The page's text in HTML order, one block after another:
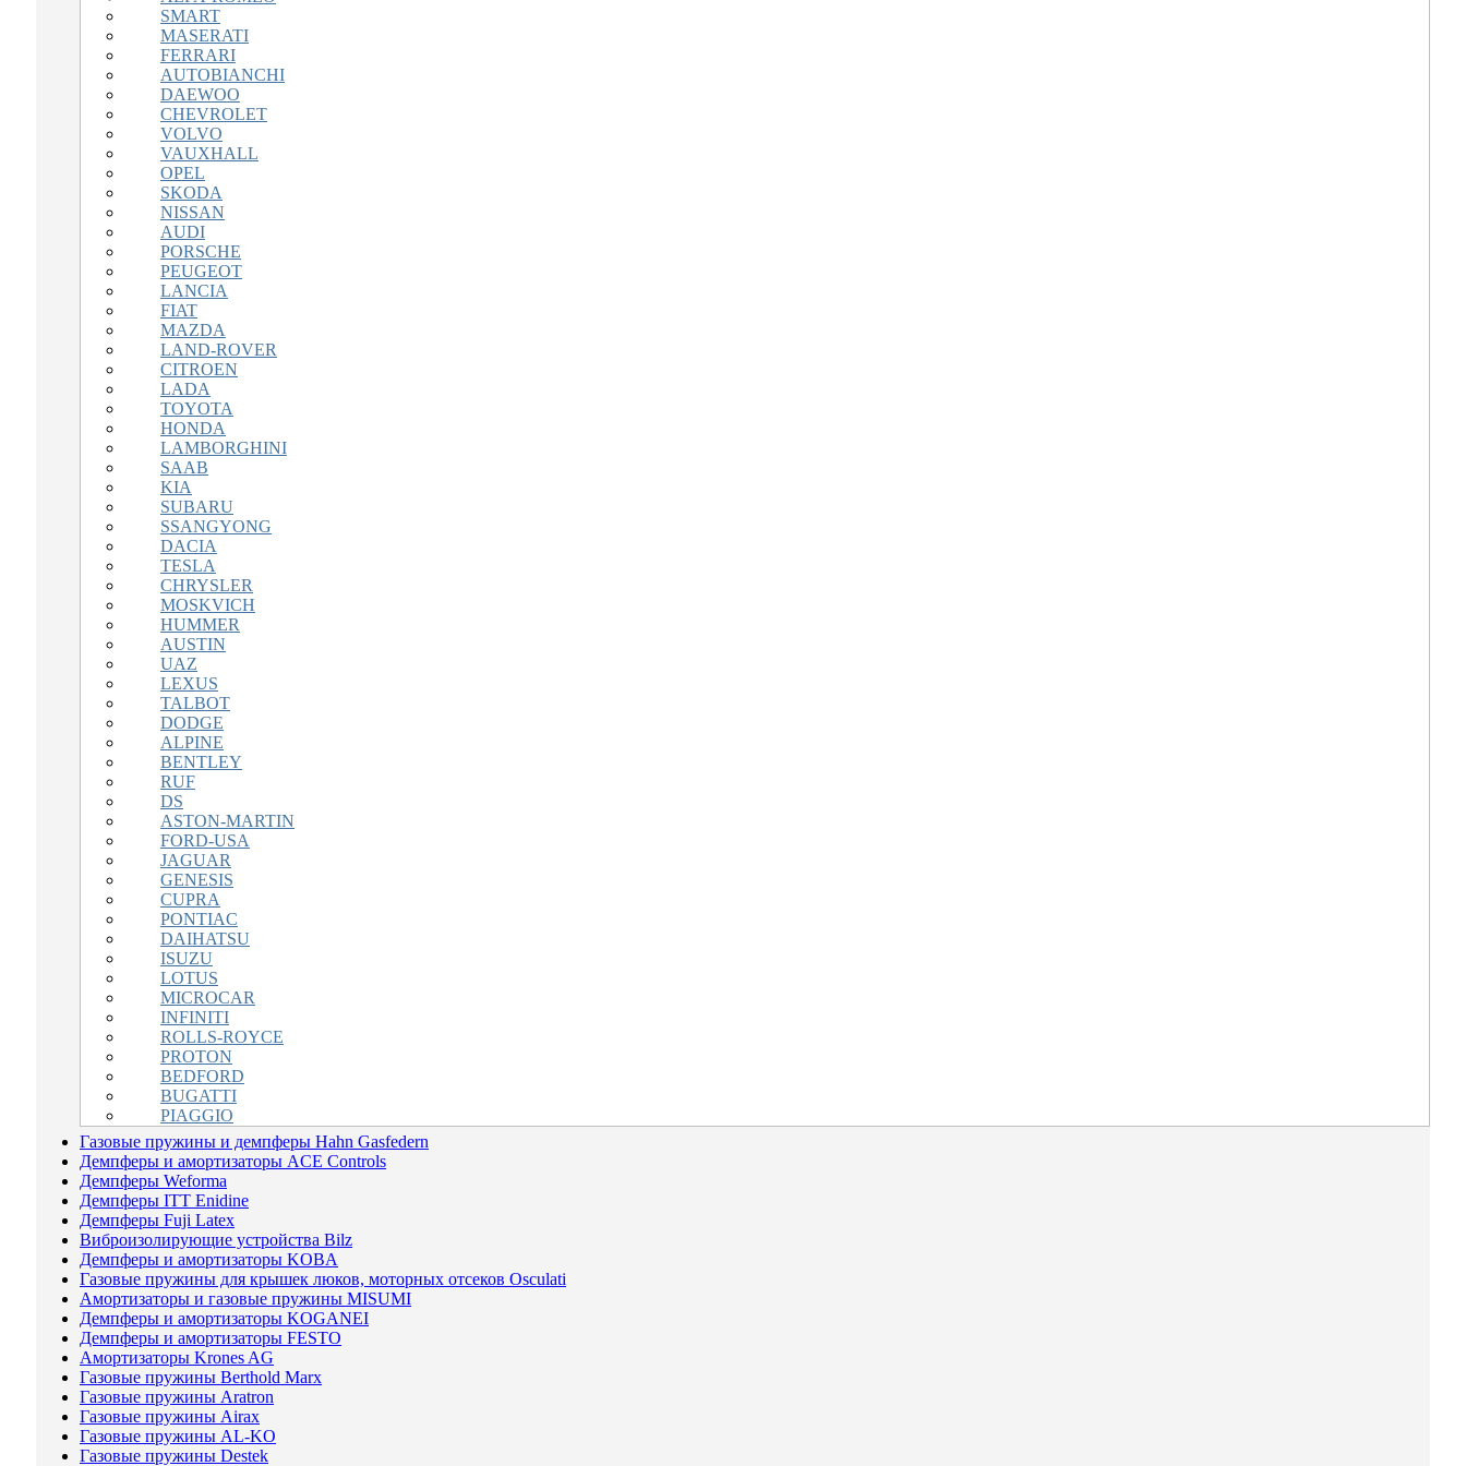
SMART
MASERATI
FERRARI
AUTOBIANCHI
DAEWOO
CHEVROLET
VOLVO
VAUXHALL
OPEL
SKODA
NISSAN
AUDI
PORSCHE
PEUGEOT
LANCIA
FIAT
MAZDA
LAND-ROVER
CITROEN
LADA
TOYOTA
HONDA
LAMBORGHINI
SAAB
KIA
SUBARU
SSANGYONG
DACIA
TESLA
CHRYSLER
MOSKVICH
HUMMER
AUSTIN
UAZ
LEXUS
TALBOT
DODGE
ALPINE
BENTLEY
RUF
DS
ASTON-MARTIN
FORD-USA
JAGUAR
GENESIS
CUPRA
PONTIAC
DAIHATSU
ISUZU
LOTUS
MICROCAR
INFINITI
ROLLS-ROYCE
PROTON
BEDFORD
BUGATTI
PIAGGIO
Газовые пружины и демпферы Hahn Gasfedern
Демпферы и амортизаторы ACE Controls
Демпферы Weforma
Демпферы ITT Enidine
Демпферы Fuji Latex
Виброизолирующие устройства Bilz
Демпферы и амортизаторы KOBA
Газовые пружины для крышек люков, моторных отсеков Osculati
Амортизаторы и газовые пружины MISUMI
Демпферы и амортизаторы KOGANEI
Демпферы и амортизаторы FESTO
Амортизаторы Krones AG
Газовые пружины Berthold Marx
Газовые пружины Aratron
Газовые пружины Airax
Газовые пружины AL-KO
Газовые пружины Destek